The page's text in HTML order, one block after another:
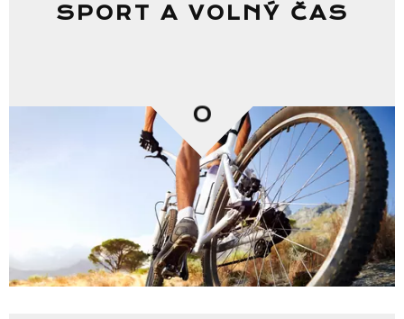
SPORT A VOLNÝ ČAS
0